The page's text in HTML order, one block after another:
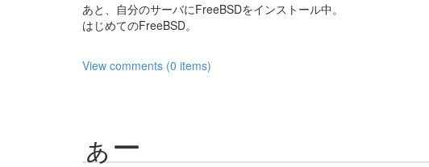
あと、自分のサーバにFreeBSDをインストール中。
はじめてのFreeBSD。
View comments (0 items)
ぁー